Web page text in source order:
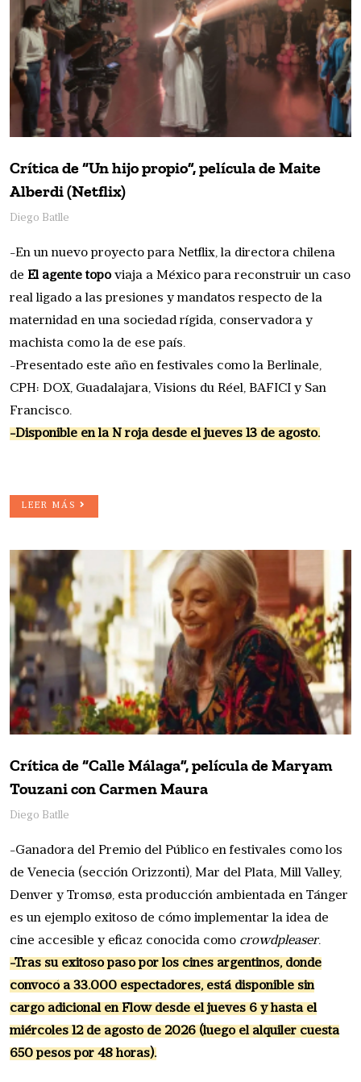
Crítica de “Un hijo propio”, película de Maite
Alberdi (Netflix)
Diego Batlle
-En un nuevo proyecto para Netflix, la directora chilena
de El agente topoviaja a México para reconstruir un caso
real ligado a las presiones y mandatos respecto de la
maternidad en una sociedad rígida, conservadora y
machista como la de ese país.
-Presentado este año en festivales como la Berlinale,
CPH: DOX, Guadalajara, Visions du Réel, BAFICI y San
Francisco.
-Disponible en la N roja desde el jueves 13 de agosto.
LEER MÁS
Crítica de “Calle Málaga”, película de Maryam
Touzani con Carmen Maura
Diego Batlle
-Ganadora del Premio del Público en festivales como los
de Venecia (sección Orizzonti), Mar del Plata, Mill Valley,
Denver y Tromsø, esta producción ambientada en Tánger
es un ejemplo exitoso de cómo implementar la idea de
cine accesible y eficaz conocida como crowdpleaser.
-Tras su exitoso paso por los cines argentinos, donde
convocó a 33.000 espectadores, está disponible sin
cargo adicional en Flow desde el jueves 6 y hasta el
miércoles 12 de agosto de 2026 (luego el alquiler cuesta
650 pesos por 48 horas).